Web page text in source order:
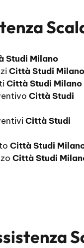
Studi Milano
Città Studi Milano
Città Studi Milano
Città Studi
Città Studi
Città Studi
Città Studi